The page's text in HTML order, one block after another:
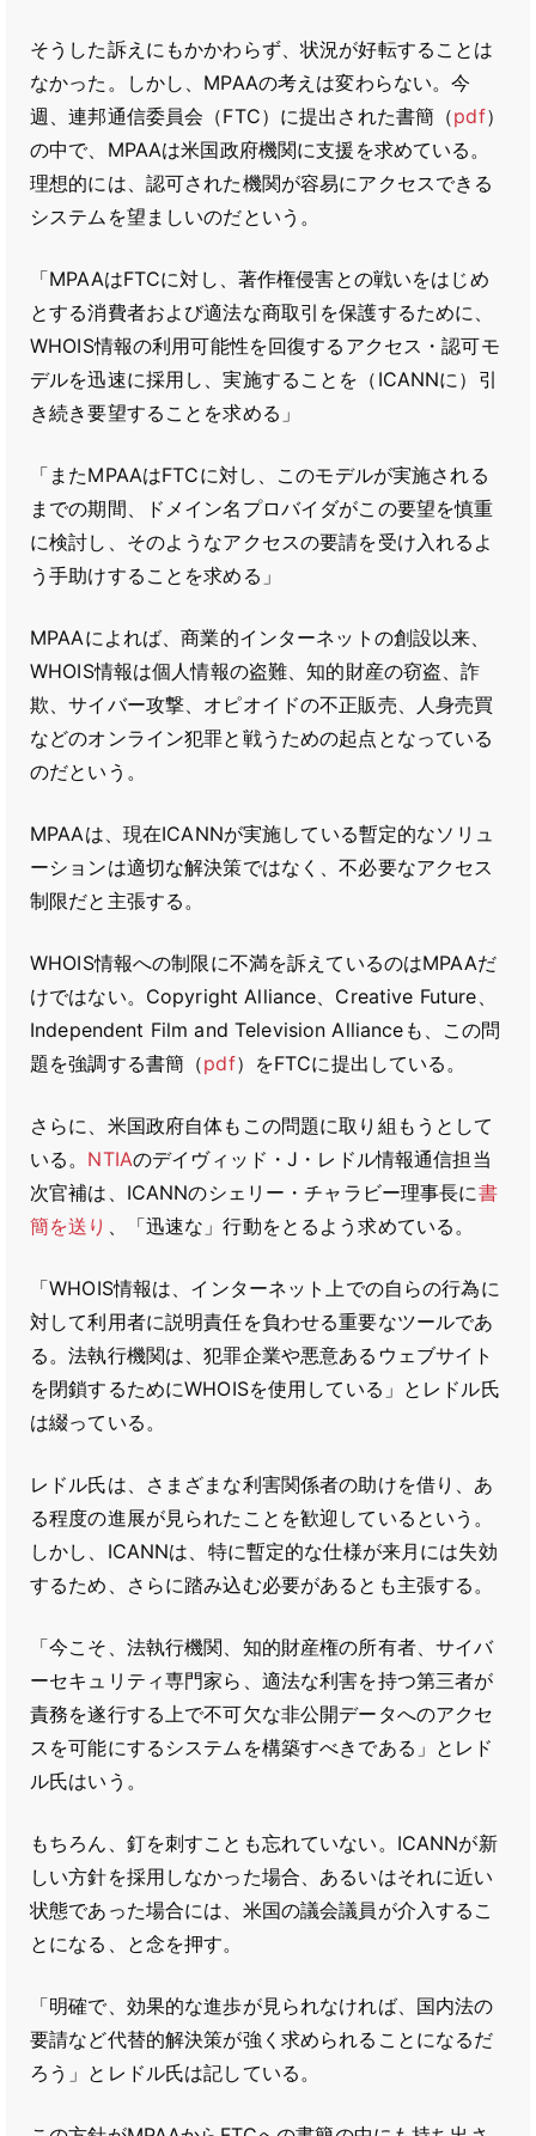
そうした訴えにもかかわらず、状況が好転することは
なかった。しかし、MPAAの考えは変わらない。今
週、連邦通信委員会（FTC）に提出された書簡（pdf）
の中で、MPAAは米国政府機関に支援を求めている。
理想的には、認可された機関が容易にアクセスできる
システムを望ましいのだという。
「MPAAはFTCに対し、著作権侵害との戦いをはじめ
とする消費者および適法な商取引を保護するために、
WHOIS情報の利用可能性を回復するアクセス・認可モ
デルを迅速に採用し、実施することを（ICANNに）引
き続き要望することを求める」
「またMPAAはFTCに対し、このモデルが実施される
までの期間、ドメイン名プロバイダがこの要望を慎重
に検討し、そのようなアクセスの要請を受け入れるよ
う手助けすることを求める」
MPAAによれば、商業的インターネットの創設以来、
WHOIS情報は個人情報の盗難、知的財産の窃盗、詐
欺、サイバー攻撃、オピオイドの不正販売、人身売買
などのオンライン犯罪と戦うための起点となっている
のだという。
MPAAは、現在ICANNが実施している暫定的なソリュ
ーションは適切な解決策ではなく、不必要なアクセス
制限だと主張する。
WHOIS情報への制限に不満を訴えているのはMPAAだ
けではない。Copyright Alliance、Creative Future、
Independent Film and Television Allianceも、この問
題を強調する書簡（pdf）をFTCに提出している。
さらに、米国政府自体もこの問題に取り組もうとして
いる。 NTIAのデイヴィッド・J・レドル情報通信担当
次官補は、ICANNのシェリー・チャラビー理事長に書
簡を送り 、「迅速な」行動をとるよう求めている。
「WHOIS情報は、インターネット上での自らの行為に
対して利用者に説明責任を負わせる重要なツールであ
る。法執行機関は、犯罪企業や悪意あるウェブサイト
を閉鎖するためにWHOISを使用している」とレドル氏
は綴っている。
レドル氏は、さまざまな利害関係者の助けを借り、あ
る程度の進展が見られたことを歓迎しているという。
しかし、ICANNは、特に暫定的な仕様が来月には失効
するため、さらに踏み込む必要があるとも主張する。
「今こそ、法執行機関、知的財産権の所有者、サイバ
ーセキュリティ専門家ら、適法な利害を持つ第三者が
責務を遂行する上で不可欠な非公開データへのアクセ
スを可能にするシステムを構築すべきである」とレド
ル氏はいう。
もちろん、釘を刺すことも忘れていない。ICANNが新
しい方針を採用しなかった場合、あるいはそれに近い
状態であった場合には、米国の議会議員が介入するこ
とになる、と念を押す。
「明確で、効果的な進歩が見られなければ、国内法の
要請など代替的解決策が強く求められることになるだ
ろう」とレドル氏は記している。